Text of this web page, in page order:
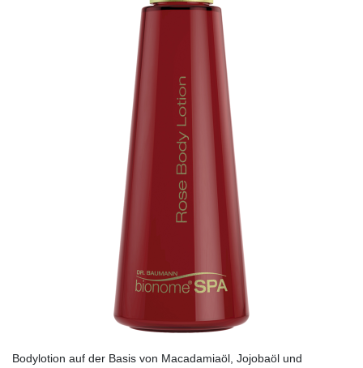
Bodylotion auf der Basis von Macadamiaöl, Jojobaöl und